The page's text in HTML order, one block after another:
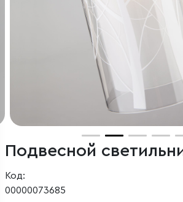
Подвесной
Код:
00000073685